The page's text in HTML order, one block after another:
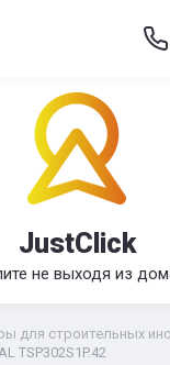
JustClick
не выходя из
для строительных
TSP302S1P.42